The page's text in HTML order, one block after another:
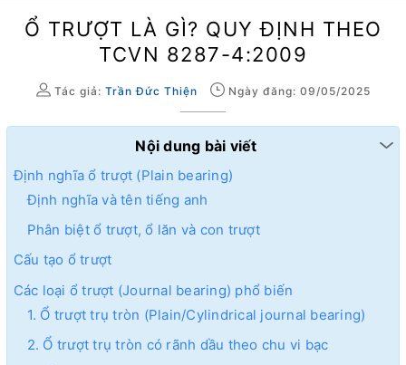
Ổ TRƯỢT LÀ GÌ? QUY ĐỊNH THEO
TCVN 8287-4:2009
Tác giả: Trần Đức Thiện Ngày đăng: 09/05/2025
Nội dung bài viết
Định nghĩa ổ trượt (Plain bearing)
Định nghĩa và tên tiếng anh
Phân biệt ổ trượt, ổ lăn và con trượt
Cấu tạo ổ trượt
Các loại ổ trượt (Journal bearing) phổ biến
1. Ổ trượt trụ tròn (Plain/Cylindrical journal bearing)
2. Ổ trượt trụ tròn có rãnh dầu theo chu vi bạc